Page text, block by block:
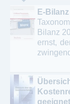
E-
Bilanz
ernst,